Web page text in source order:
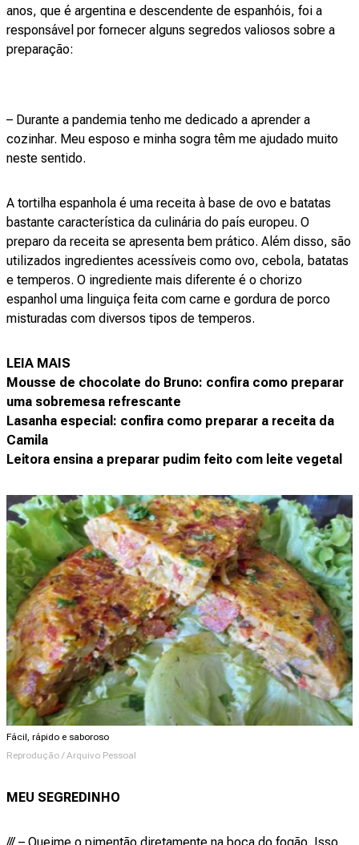
anos, que é argentina e descendente de espanhóis, foi a
responsável por fornecer alguns segredos valiosos sobre a
preparação:
– Durante a pandemia tenho me dedicado a aprender a
cozinhar. Meu esposo e minha sogra têm me ajudado muito
neste sentido.
A tortilha espanhola é uma receita à base de ovo e batatas
bastante característica da culinária do país europeu. O
preparo da receita se apresenta bem prático. Além disso, são
utilizados ingredientes acessíveis como ovo, cebola, batatas
e temperos. O ingrediente mais diferente é o chorizo
espanhol uma linguiça feita com carne e gordura de porco
misturadas com diversos tipos de temperos.
LEIA MAIS
Mousse de chocolate do Bruno: confira como preparar
uma sobremesa refrescante
Lasanha especial: confira como preparar a receita da
Camila
Leitora ensina a preparar pudim feito com leite vegetal
Fácil, rápido e saboroso
Reprodução / Arquivo Pessoal
MEU SEGREDINHO